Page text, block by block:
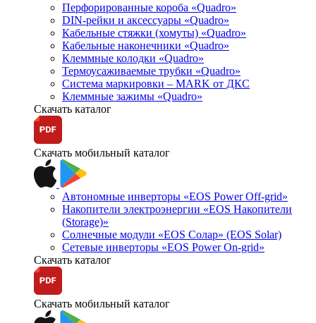
Перфорированные короба «Quadro»
DIN-рейки и аксессуары «Quadro»
Кабельные стяжки (хомуты) «Quadro»
Кабельные наконечники «Quadro»
Клеммные колодки «Quadro»
Термоусаживаемые трубки «Quadro»
Система маркировки – MARK от ДКС
Клеммные зажимы «Quadro»
Скачать каталог
Скачать мобильный каталог
Автономные инверторы «EOS Power Off-grid»
Накопители электроэнергии «EOS Накопители
(Storage)»
Солнечные модули «EOS Солар» (EOS Solar)
Сетевые инверторы «EOS Power On-grid»
Скачать каталог
Скачать мобильный каталог